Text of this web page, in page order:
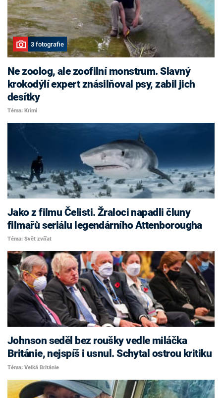
3 fotografie
Ne zoolog, ale zoofilní monstrum. Slavný
krokodýlí expert znásilňoval psy, zabil jich
desítky
Téma: Krimi
Jako z filmu Čelisti. Žraloci napadli čluny
filmařů seriálu legendárního Attenborougha
Téma: Svět zvířat
Johnson seděl bez roušky vedle miláčka
Británie, nejspíš i usnul. Schytal ostrou kritiku
Téma: Velká Británie